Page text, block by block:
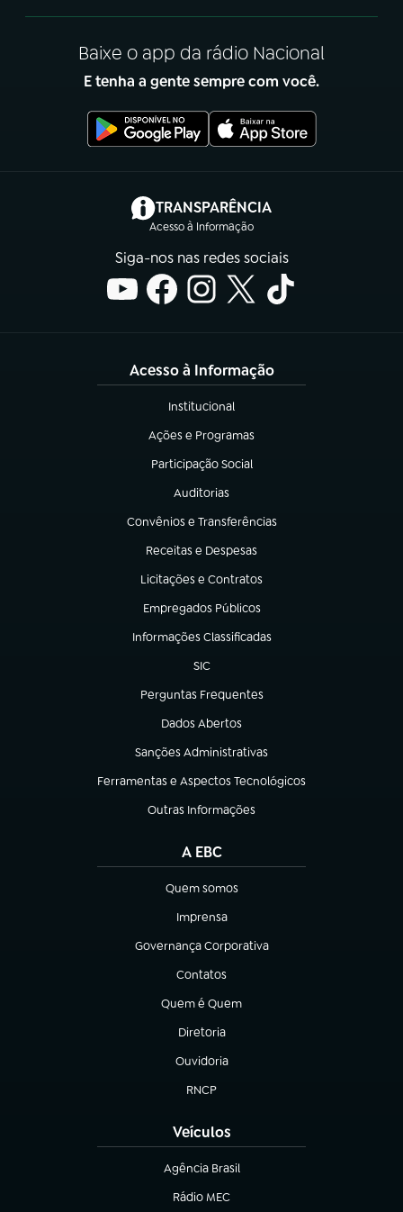
Baixe o app da rádio Nacional
E tenha a gente sempre com você.
TRANSPARÊNCIA
Acesso à Informação
(abre em nova aba)
Siga-nos nas redes sociais
Acesso à Informação
Institucional
(abre em nova aba)
Ações e Programas
(abre em nova aba)
Participação Social
(abre em nova aba)
Auditorias
(abre em nova aba)
Convênios e Transferências
(abre em nova aba)
Receitas e Despesas
(abre em nova aba)
Licitações e Contratos
(abre em nova aba)
Empregados Públicos
(abre em nova aba)
Informações Classificadas
(abre em nova aba)
SIC
(abre em nova aba)
Perguntas Frequentes
(abre em nova aba)
Dados Abertos
(abre em nova aba)
Sanções Administrativas
(abre em nova aba)
Ferramentas e Aspectos Tecnológicos
(abre em nova aba)
Outras Informações
(abre em nova aba)
A EBC
Quem somos
(abre em nova aba)
Imprensa
(abre em nova aba)
Governança Corporativa
(abre em nova aba)
Contatos
(abre em nova aba)
Quem é Quem
(abre em nova aba)
Diretoria
(abre em nova aba)
Ouvidoria
(abre em nova aba)
RNCP
(abre em nova aba)
Veículos
Agência Brasil
(abre em nova aba)
Rádio MEC
(abre em nova aba)